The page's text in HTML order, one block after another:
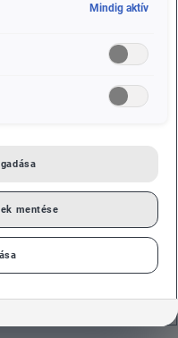
400 kishaszonjármű 11,5
mint korábban, míg
Mindig aktív
mentése